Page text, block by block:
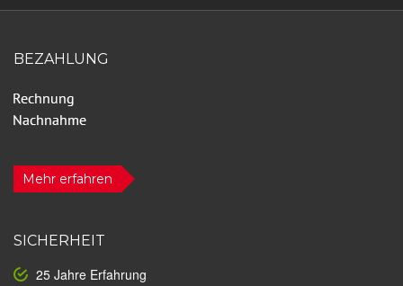
BEZAHLUNG
Mehr erfahren
SICHERHEIT
25 Jahre Erfahrung